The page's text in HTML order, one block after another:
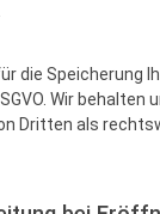
die Speicherung
Wir behalten
Dritten als